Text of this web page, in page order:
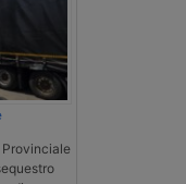
Provinciale